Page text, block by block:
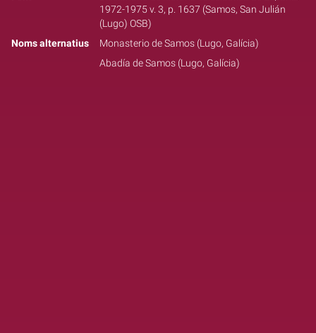
1972-1975 v. 3, p. 1637 (Samos, San Julián
(Lugo) OSB)
Noms alternatius
Monasterio de Samos (Lugo, Galícia)
Abadía de Samos (Lugo, Galícia)